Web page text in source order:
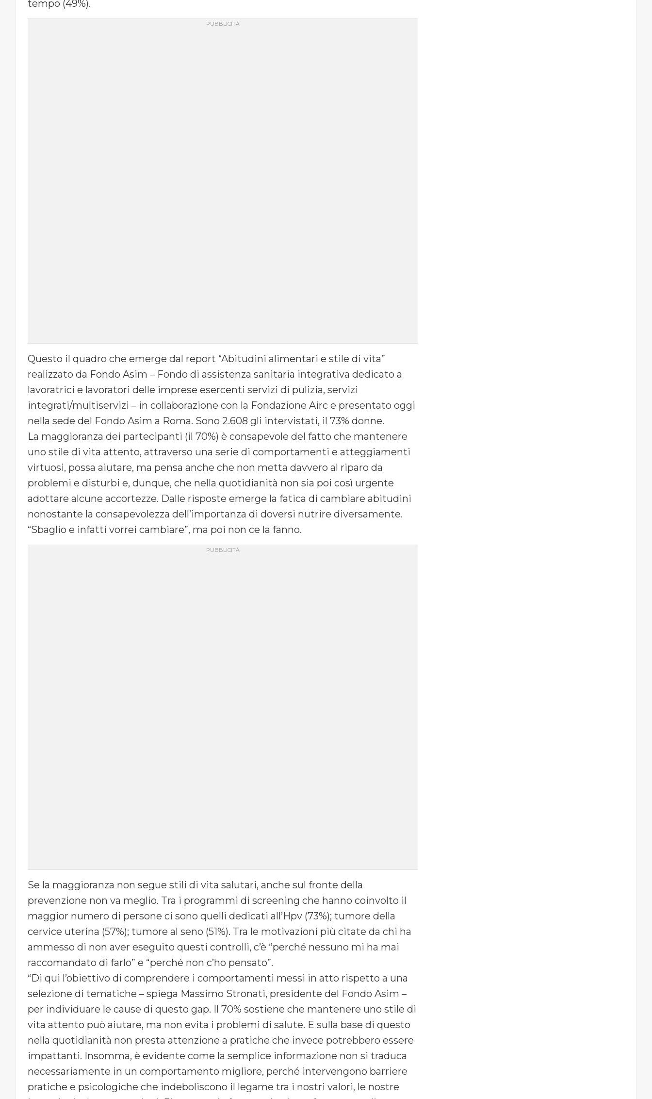
tempo (49%).
Questo il quadro che emerge dal report “Abitudini alimentari e stile di vita”
realizzato da Fondo Asim – Fondo di assistenza sanitaria integrativa dedicato a
lavoratrici e lavoratori delle imprese esercenti servizi di pulizia, servizi
integrati/multiservizi – in collaborazione con la Fondazione Airc e presentato oggi
nella sede del Fondo Asim a Roma. Sono 2.608 gli intervistati, il 73% donne.
La maggioranza dei partecipanti (il 70%) è consapevole del fatto che mantenere
uno stile di vita attento, attraverso una serie di comportamenti e atteggiamenti
virtuosi, possa aiutare, ma pensa anche che non metta davvero al riparo da
problemi e disturbi e, dunque, che nella quotidianità non sia poi così urgente
adottare alcune accortezze. Dalle risposte emerge la fatica di cambiare abitudini
nonostante la consapevolezza dell’importanza di doversi nutrire diversamente.
“Sbaglio e infatti vorrei cambiare”, ma poi non ce la fanno.
Se la maggioranza non segue stili di vita salutari, anche sul fronte della
prevenzione non va meglio. Tra i programmi di screening che hanno coinvolto il
maggior numero di persone ci sono quelli dedicati all’Hpv (73%); tumore della
cervice uterina (57%); tumore al seno (51%). Tra le motivazioni più citate da chi ha
ammesso di non aver eseguito questi controlli, c’è “perché nessuno mi ha mai
raccomandato di farlo” e “perché non c’ho pensato”.
“Di qui l’obiettivo di comprendere i comportamenti messi in atto rispetto a una
selezione di tematiche – spiega Massimo Stronati, presidente del Fondo Asim –
per individuare le cause di questo gap. Il 70% sostiene che mantenere uno stile di
vita attento può aiutare, ma non evita i problemi di salute. E sulla base di questo
nella quotidianità non presta attenzione a pratiche che invece potrebbero essere
impattanti. Insomma, è evidente come la semplice informazione non si traduca
necessariamente in un comportamento migliore, perché intervengono barriere
pratiche e psicologiche che indeboliscono il legame tra i nostri valori, le nostre